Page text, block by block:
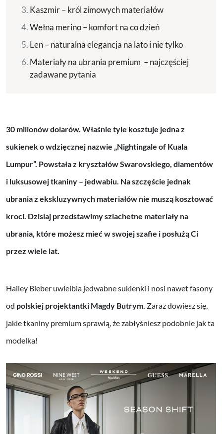
Kaszmir – król zimowych materiałów
Wełna merino – komfort na co dzień
Len – naturalna elegancja na lato i nie tylko
Materiały na ubrania premium – najczęściej
zadawane pytania
30 milionów dolarów. Właśnie tyle kosztuje jedna z
sukienek o wdzięcznej nazwie „Nightingale of Kuala
Lumpur”. Powstała z kryształów Swarovskiego, diamentów
i luksusowej tkaniny – jedwabiu. Na szczęście jednak
ubrania z ekskluzywnych materiałów nie muszą kosztować
kroci. Dzisiaj przedstawimy szlachetne materiały na
ubrania, które możesz mieć w swojej szafie i posłużą Ci
przez wiele lat.
Hailey Bieber uwielbia jedwabne sukienki i nosi nawet fasony
od polskiej projektantki Magdy Butrym. Zaraz dowiesz się,
jakie tkaniny premium sprawią, że zabłyśniesz podobnie jak ta
modelka!